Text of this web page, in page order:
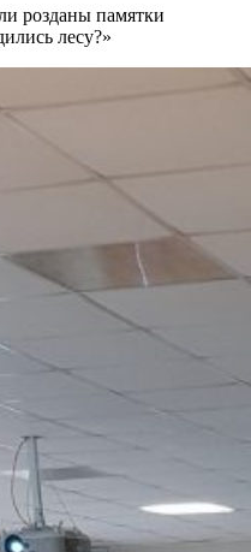
розданы памятки
лесу?»